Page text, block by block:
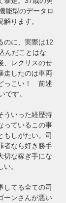
能型のデータロ
ります。
のに、実際は12
んだことはな
、レクサスのせ
走したのは車両
っこい！ 前述
です。
ういった経歴持
っているこの事
もしがたい。司
者なら好き勝手
切な稼ぎ手にな
。
してる全ての司
ーンさんが悪い